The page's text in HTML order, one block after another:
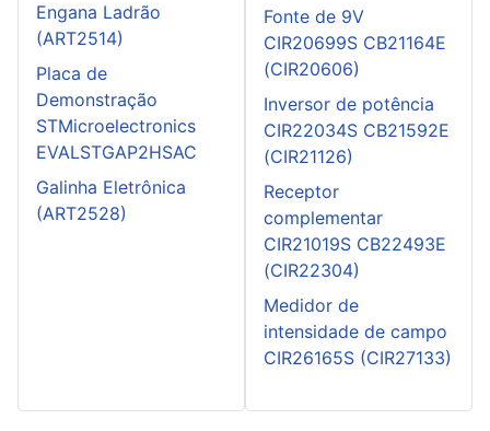
Engana Ladrão
(ART2514)
Placa de
Demonstração
STMicroelectronics
EVALSTGAP2HSAC
Galinha Eletrônica
(ART2528)
Fonte de 9V
CIR20699S CB21164E
(CIR20606)
Inversor de potência
CIR22034S CB21592E
(CIR21126)
Receptor
complementar
CIR21019S CB22493E
(CIR22304)
Medidor de
intensidade de campo
CIR26165S (CIR27133)